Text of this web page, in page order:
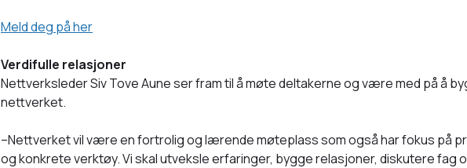
Meld deg på her
Verdifulle relasjoner
Nettverksleder Siv Tove Aune ser fram til å møte deltakerne og være med på å
nettverket.
–Nettverket vil være en fortrolig og lærende møteplass som også har fokus på
og konkrete verktøy. Vi skal utveksle erfaringer, bygge relasjoner, diskutere fag